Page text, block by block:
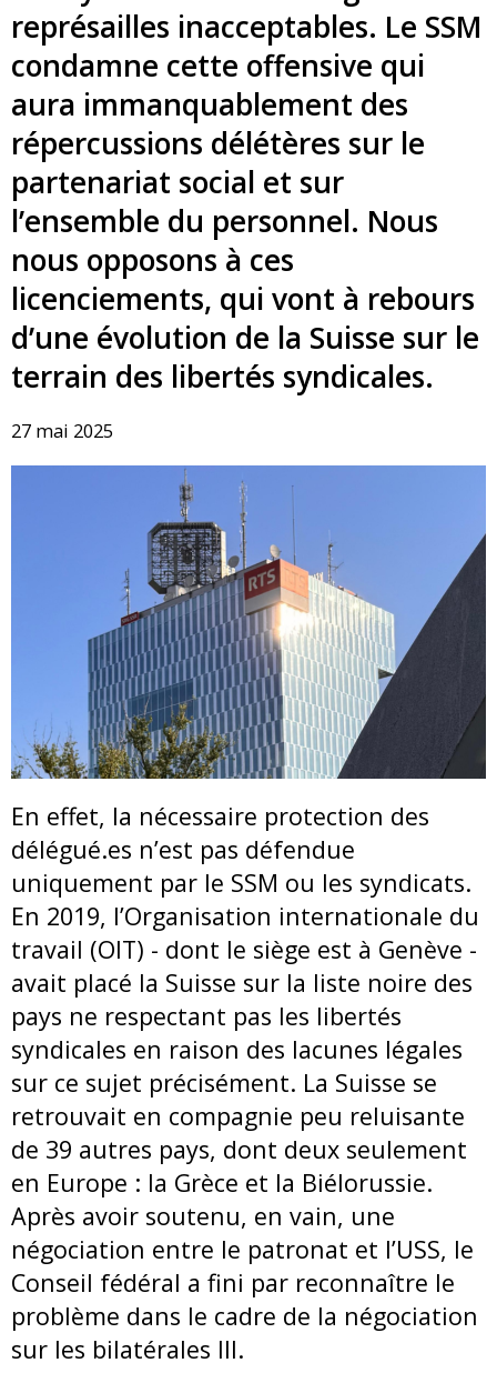
représailles inacceptables. Le SSM
condamne cette offensive qui
aura immanquablement des
répercussions délétères sur le
partenariat social et sur
l’ensemble du personnel. Nous
nous opposons à ces
licenciements, qui vont à rebours
d’une évolution de la Suisse sur le
terrain des libertés syndicales.
27 mai 2025
En effet, la nécessaire protection des
délégué.es n’est pas défendue
uniquement par le SSM ou les syndicats.
En 2019, l’Organisation internationale du
travail (OIT) - dont le siège est à Genève -
avait placé la Suisse sur la liste noire des
pays ne respectant pas les libertés
syndicales en raison des lacunes légales
sur ce sujet précisément. La Suisse se
retrouvait en compagnie peu reluisante
de 39 autres pays, dont deux seulement
en Europe : la Grèce et la Biélorussie.
Après avoir soutenu, en vain, une
négociation entre le patronat et l’USS, le
Conseil fédéral a fini par reconnaître le
problème dans le cadre de la négociation
sur les bilatérales III.